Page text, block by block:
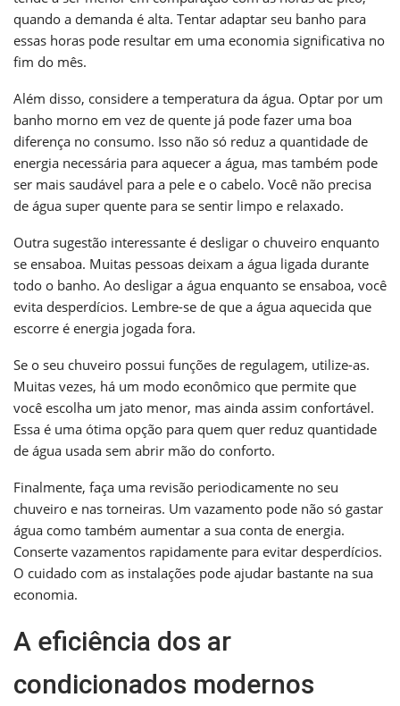
quando a demanda é alta. Tentar adaptar seu banho para
essas horas pode resultar em uma economia significativa no
fim do mês.
Além disso, considere a temperatura da água. Optar por um
banho morno em vez de quente já pode fazer uma boa
diferença no consumo. Isso não só reduz a quantidade de
energia necessária para aquecer a água, mas também pode
ser mais saudável para a pele e o cabelo. Você não precisa
de água super quente para se sentir limpo e relaxado.
Outra sugestão interessante é desligar o chuveiro enquanto
se ensaboa. Muitas pessoas deixam a água ligada durante
todo o banho. Ao desligar a água enquanto se ensaboa, você
evita desperdícios. Lembre-se de que a água aquecida que
escorre é energia jogada fora.
Se o seu chuveiro possui funções de regulagem, utilize-as.
Muitas vezes, há um modo econômico que permite que
você escolha um jato menor, mas ainda assim confortável.
Essa é uma ótima opção para quem quer reduz quantidade
de água usada sem abrir mão do conforto.
Finalmente, faça uma revisão periodicamente no seu
chuveiro e nas torneiras. Um vazamento pode não só gastar
água como também aumentar a sua conta de energia.
Conserte vazamentos rapidamente para evitar desperdícios.
O cuidado com as instalações pode ajudar bastante na sua
economia.
A eficiência dos ar
condicionados modernos